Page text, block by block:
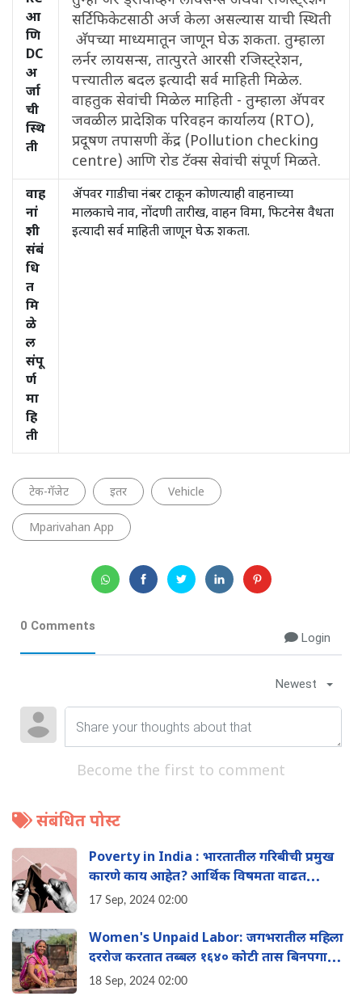
आ
णि
DC
अ
र्जा
ची
स्थि
ती
सर्टिफिकेटसाठी अर्ज केला असल्यास याची स्थिती
अ‍ॅपच्या माध्यमातून जाणून घेऊ शकता. तुम्हाला
लर्नर लायसन्स, तात्पुरते आरसी रजिस्ट्रेशन,
पत्त्यातील बदल इत्यादी सर्व माहिती मिळेल.
वाहतुक सेवांची मिळेल माहिती - तुम्हाला अ‍ॅपवर
जवळील प्रादेशिक परिवहन कार्यालय (RTO),
प्रदूषण तपासणी केंद्र (Pollution checking
centre) आणि रोड टॅक्स सेवांची संपूर्ण मिळते.
वाह
नां
शी
संबं
धि
त
मि
ळे
ल
संपू
र्ण
मा
हि
ती
अ‍ॅपवर गाडीचा नंबर टाकून कोणत्याही वाहनाच्या
मालकाचे नाव, नोंदणी तारीख, वाहन विमा, फिटनेस वैधता
इत्यादी सर्व माहिती जाणून घेऊ शकता.
टेक-गॅजेट इतर Vehicle
Mparivahan App
0 Comments
Login
Newest
Become the first to comment
संबंधित पोस्ट
Poverty in India : भारतातील गरिबीची प्रमुख
कारणे काय आहेत? आर्थिक विषमता वाढत
चाललीये का? वाचा दीर्घ लेख‌
17 Sep, 2024 02:00
Women's Unpaid Labor: जगभरातील महिला
दररोज करतात तब्बल १६४० कोटी तास ब‍िनपगारी
घरकाम, वाचा काय आहे संपूर्ण माहिती
18 Sep, 2024 02:00